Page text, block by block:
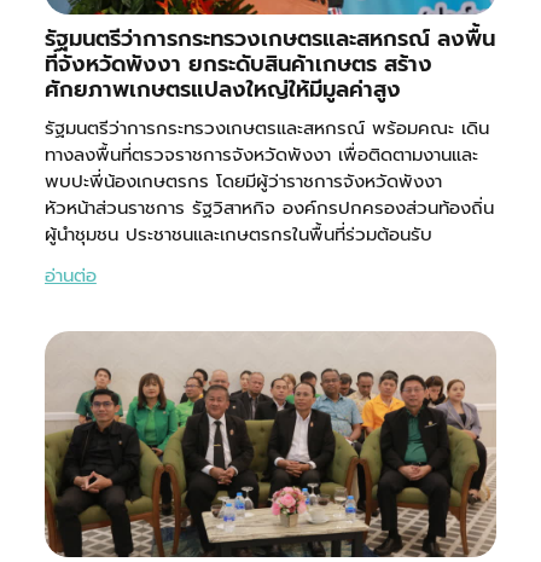
รัฐมนตรีว่าการกระทรวงเกษตรและสหกรณ์ ลงพื้น
ที่จังหวัดพังงา ยกระดับสินค้าเกษตร สร้าง
ศักยภาพเกษตรแปลงใหญ่ให้มีมูลค่าสูง
รัฐมนตรีว่าการกระทรวงเกษตรและสหกรณ์ พร้อมคณะ เดิน
ทางลงพื้นที่ตรวจราชการจังหวัดพังงา เพื่อติดตามงานและ
พบปะพี่น้องเกษตรกร โดยมีผู้ว่าราชการจังหวัดพังงา
หัวหน้าส่วนราชการ รัฐวิสาหกิจ องค์กรปกครองส่วนท้องถิ่น
ผู้นำชุมชน ประชาชนและเกษตรกรในพื้นที่ร่วมต้อนรับ
อ่านต่อ